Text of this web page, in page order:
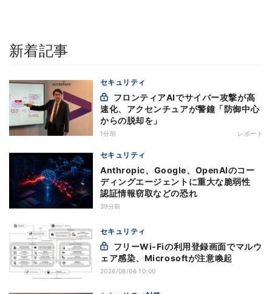
新着記事
セキュリティ
速化、アクセンチュアが警鐘「防御中心
からの脱却を」
1分前 レポート
セキュリティ
Anthropic、Google、OpenAIのコー
ディングエージェントに重大な脆弱性
認証情報窃取などの恐れ
39分前
セキュリティ
ェア感染、Microsoftが注意喚起
2026/08/06 10:00